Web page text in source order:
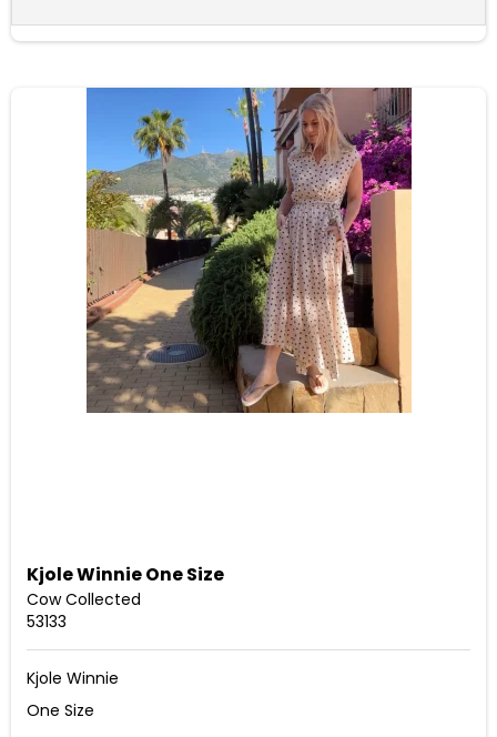
Kjole Winnie One Size
Cow Collected
53133
Kjole Winnie
One Size